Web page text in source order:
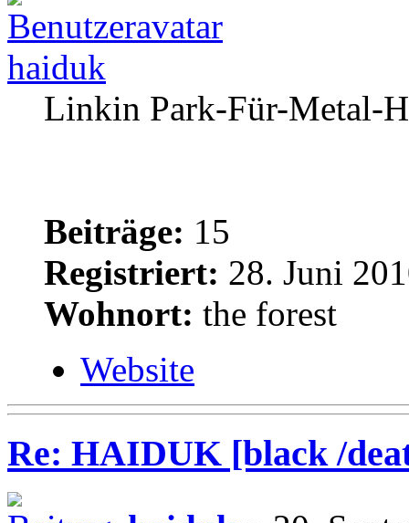
haiduk
Linkin Park-Für-Metal-
Beiträge: 15
Registriert: 28. Juni
Wohnort: the forest
Website
Re: HAIDUK [black /